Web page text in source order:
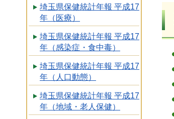
埼玉県保健統計年報 平成17
年（医療）
埼玉県保健統計年報 平成17
年（感染症・食中毒）
埼玉県保健統計年報 平成17
年（人口動態）
埼玉県保健統計年報 平成17
年（地域・老人保健）